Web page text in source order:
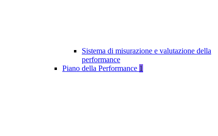
Sistema di misurazione e valutazione della
performance
Piano della Performance 1